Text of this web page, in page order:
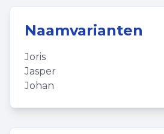
Naamvarianten
Joris
Jasper
Johan